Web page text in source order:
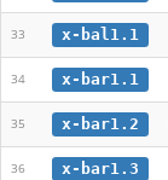
33 x-bal1.1
34 x-bar1.1
35 x-bar1.2
36 x-bar1.3